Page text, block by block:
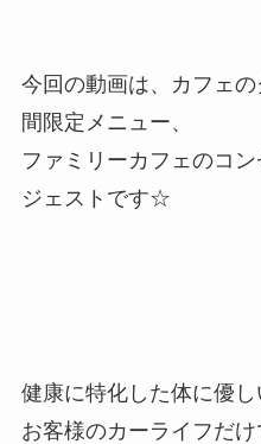
今回の動画は、カフェ
間限定メニュー、
ファミリーカフェのコ
ジェストです☆
健康に特化した体に優し
お客様のカーライフだ